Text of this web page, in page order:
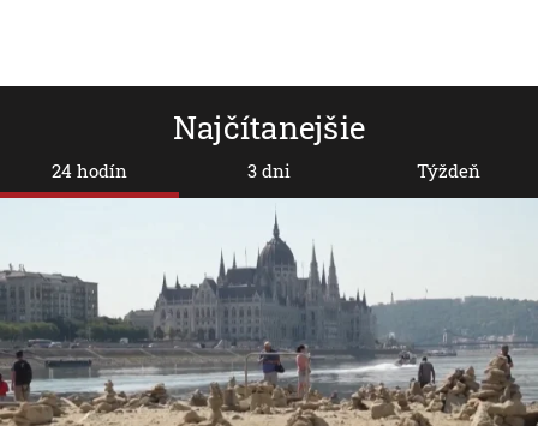
Najčítanejšie
24 hodín 3 dni Týždeň